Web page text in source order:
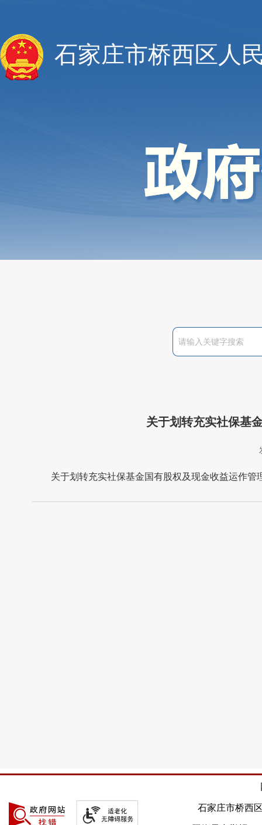
石家庄市桥西区人
关于划转充实社保基
关于划转充实社保基金国有股权及现金收益运作管